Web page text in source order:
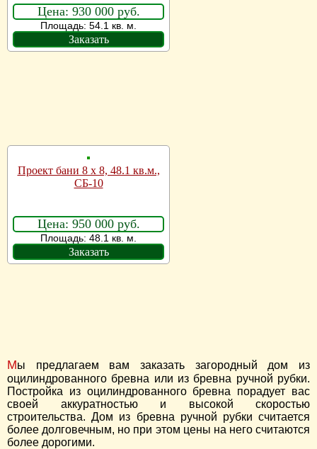
Цена: 930 000 руб.
Площадь: 54.1 кв. м.
Заказать
Проект бани 8 х 8, 48.1 кв.м.,
СБ-10
Цена: 950 000 руб.
Площадь: 48.1 кв. м.
Заказать
Мы предлагаем вам заказать загородный дом из
оцилиндрованного бревна или из бревна ручной рубки.
Постройка из оцилиндрованного бревна порадует вас
своей аккуратностью и высокой скоростью
строительства. Дом из бревна ручной рубки считается
более долговечным, но при этом цены на него считаются
более дорогими.